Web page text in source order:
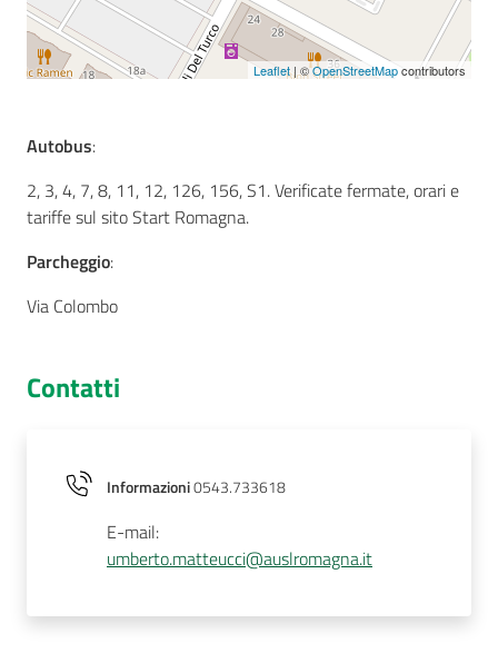
Leaflet| ©OpenStreetMapcontributors
Autobus:
2, 3, 4, 7, 8, 11, 12, 126, 156, S1. Verificate fermate, orari e
tariffe sul sito Start Romagna.
Parcheggio:
Via Colombo
Contatti
Informazioni0543.733618
E-mail:
umberto.matteucci@auslromagna.it